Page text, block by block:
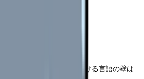
英語力とは？
加に伴い、医療現場における言語の壁は